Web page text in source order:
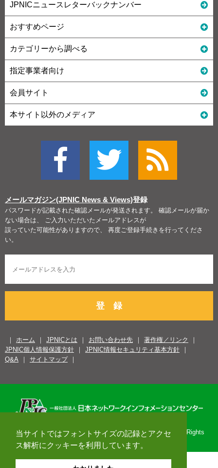
当サイトではフォントサイズの記録とアクセ
ス解析にクッキーを利用しています。
JPNICニュースレターバックナンバー
おすすめページ
カテゴリーから調べる
指定事業者向け
会員サイト
本サイト以外のメディア
メールマガジン(JPNIC News & Views)登録
パスワードが記載された確認メールが発送されます。 確認メールが届か
ない場合は、 ご入力いただいたメールアドレスが
誤っていた可能性がありますので、 再度ご登録手続きを行ってくださ
い。
登 録
ホーム JPNICとは お問い合わせ先
著作権／リンク
JPNIC個人情報保護方針
JPNIC情報セキュリティ基本方針
Q&A
サイトマップ
Copyright© 1996-2026 Japan Network Information Center. All Rights
Reserved.